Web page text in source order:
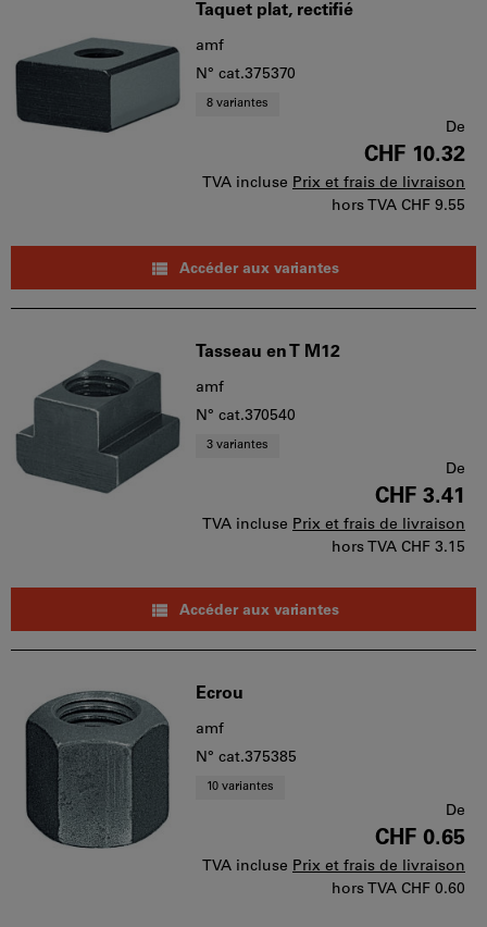
Taquet plat, rectifié
amf
N° cat.375370
8 variantes
De
CHF 10.32
TVA incluse Prix et frais de livraison
hors TVA CHF 9.55
Accéder aux variantes
Tasseau en T M12
amf
N° cat.370540
3 variantes
De
CHF 3.41
TVA incluse Prix et frais de livraison
hors TVA CHF 3.15
Accéder aux variantes
Ecrou
amf
N° cat.375385
10 variantes
De
CHF 0.65
TVA incluse Prix et frais de livraison
hors TVA CHF 0.60